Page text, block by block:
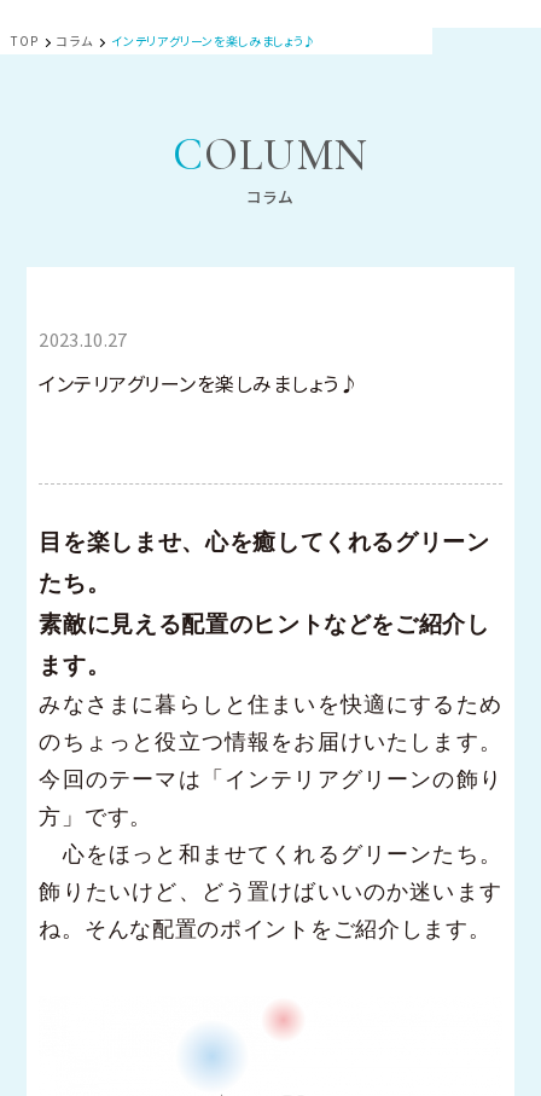
COLUMN
コラム
TOP コラム インテリアグリーンを楽しみましょう♪
2023.10.27
インテリアグリーンを楽しみましょう♪
目を楽しませ、心を癒してくれるグリーン
たち。
素敵に見える配置のヒントなどをご紹介し
ます。
みなさまに暮らしと住まいを快適にするため
のちょっと役立つ情報をお届けいたします。
今回のテーマは「インテリアグリーンの飾り
方」です。
心をほっと和ませてくれるグリーンたち。
飾りたいけど、どう置けばいいのか迷います
ね。そんな配置のポイントをご紹介します。